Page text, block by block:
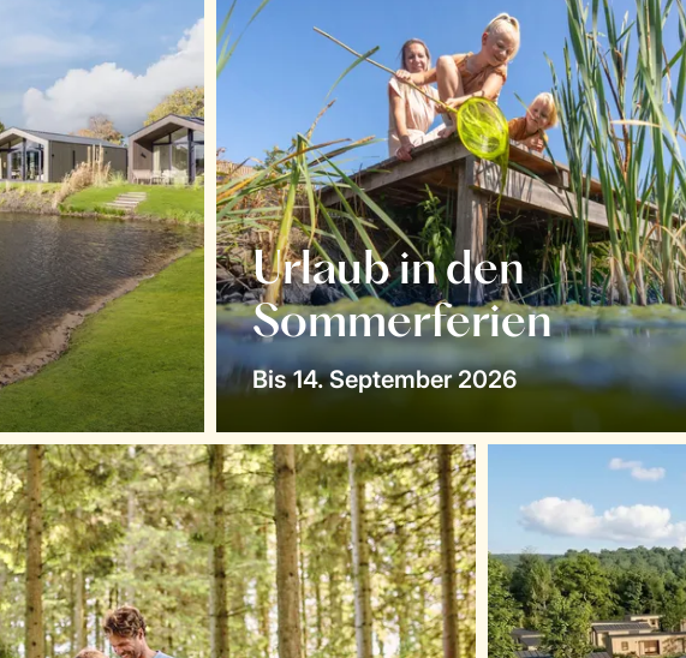
Urlaub in den
Sommerferien
Bis 14. September 2026